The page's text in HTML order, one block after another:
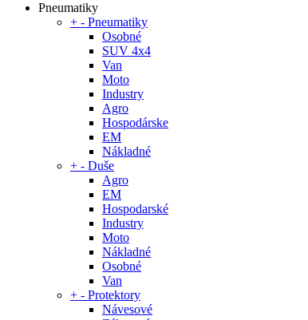
Pneumatiky
+ - Pneumatiky
Osobné
SUV 4x4
Van
Moto
Industry
Agro
Hospodárske
EM
Nákladné
+ - Duše
Agro
EM
Hospodarské
Industry
Moto
Nákladné
Osobné
Van
+ - Protektory
Návesové